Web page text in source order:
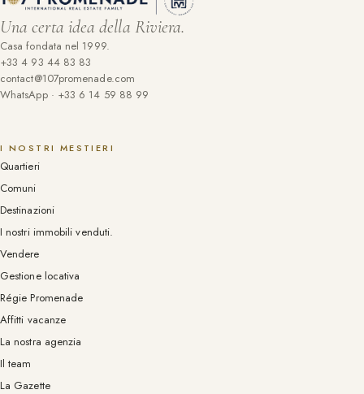
Una certa idea della Riviera.
Casa fondata nel 1999.
+33 4 93 44 83 83
contact@107promenade.com
WhatsApp · +33 6 14 59 88 99
I NOSTRI MESTIERI
Quartieri
Comuni
Destinazioni
I nostri immobili venduti.
Vendere
Gestione locativa
Régie Promenade
Affitti vacanze
La nostra agenzia
Il team
La Gazette